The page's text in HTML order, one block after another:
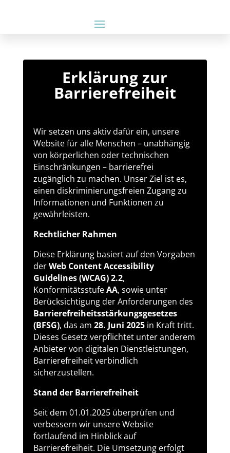
Erklärung zur
Barrierefreiheit
Wir setzen uns aktiv dafür ein, unsere
Website für alle Menschen – unabhängig
von körperlichen oder technischen
Einschränkungen – barrierefrei
zugänglich zu machen. Unser Ziel ist es,
einen diskriminierungsfreien Zugang zu
Informationen und Funktionen zu
gewährleisten.
Rechtlicher Rahmen
Diese Erklärung basiert auf den Vorgaben
derWeb Content Accessibility
Guidelines (WCAG) 2.2,
KonformitätsstufeAA, sowie unter
Berücksichtigung der Anforderungen des
Barrierefreiheitsstärkungsgesetzes
(BFSG), das am 28. Juni 2025in Kraft tritt.
Dieses Gesetz verpflichtet unter anderem
Anbieter von digitalen Dienstleistungen,
Barrierefreiheit verbindlich
sicherzustellen.
Stand der Barrierefreiheit
Seit dem 01.01.2025 überprüfen und
verbessern wir unsere Website
fortlaufend im Hinblick auf
Barrierefreiheit. Die Umsetzung erfolgt